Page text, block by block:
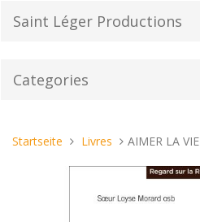
zumSaint Léger Productions
Categories
Sie
Startseite Livres AIMER LA VIE